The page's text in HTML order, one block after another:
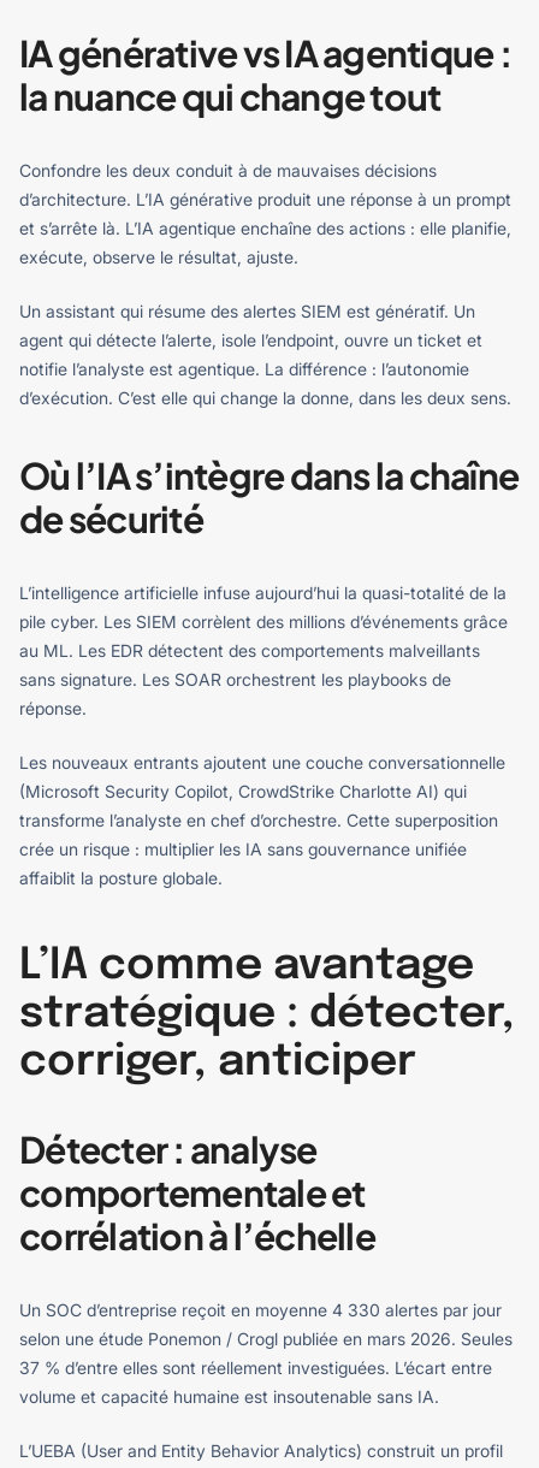
IA générative vs IA agentique :
la nuance qui change tout
Confondre les deux conduit à de mauvaises décisions
d’architecture. L’IA générative produit une réponse à un prompt
et s’arrête là. L’IA agentique enchaîne des actions : elle planifie,
exécute, observe le résultat, ajuste.
Un assistant qui résume des alertes SIEM est génératif. Un
agent qui détecte l’alerte, isole l’endpoint, ouvre un ticket et
notifie l’analyste est agentique. La différence : l’autonomie
d’exécution. C’est elle qui change la donne, dans les deux sens.
Où l’IA s’intègre dans la chaîne
de sécurité
L’intelligence artificielle infuse aujourd’hui la quasi-totalité de la
pile cyber. Les SIEM corrèlent des millions d’événements grâce
au ML. Les EDR détectent des comportements malveillants
sans signature. Les SOAR orchestrent les playbooks de
réponse.
Les nouveaux entrants ajoutent une couche conversationnelle
(Microsoft Security Copilot, CrowdStrike Charlotte AI) qui
transforme l’analyste en chef d’orchestre. Cette superposition
crée un risque : multiplier les IA sans gouvernance unifiée
affaiblit la posture globale.
L’IA comme avantage
stratégique : détecter,
corriger, anticiper
Détecter : analyse
comportementale et
corrélation à l’échelle
Un SOC d’entreprise reçoit en moyenne 4 330 alertes par jour
selon une étude Ponemon / Crogl publiée en mars 2026. Seules
37 % d’entre elles sont réellement investiguées. L’écart entre
volume et capacité humaine est insoutenable sans IA.
L’UEBA (User and Entity Behavior Analytics) construit un profil